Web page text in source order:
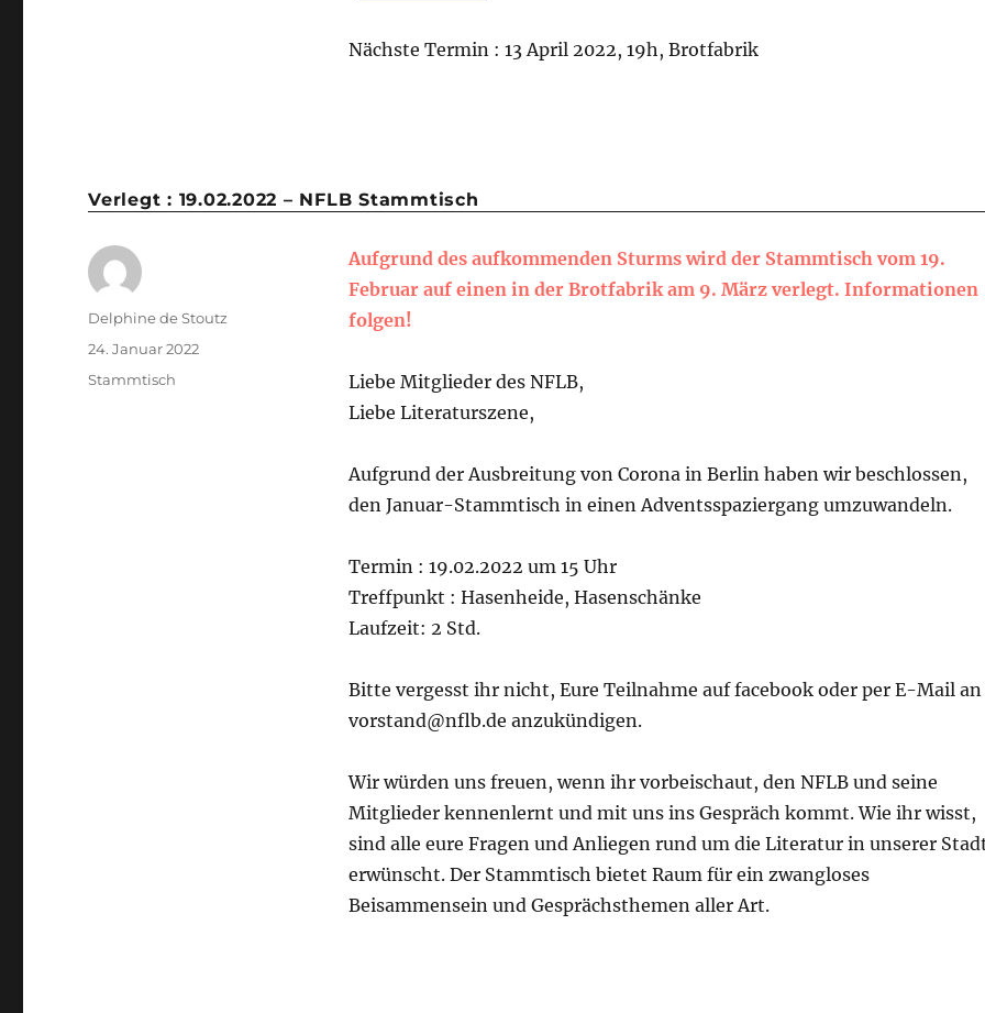
Nächste Termin : 13 April 2022, 19h, Brotfabrik
Verlegt : 19.02.2022 – NFLB Stammtisch
Aufgrund des aufkommenden Sturms wird der Stammtisch vom 19.
Februar auf einen in der Brotfabrik am 9. März verlegt. Informationen
folgen!
Liebe Mitglieder des NFLB,
Liebe Literaturszene,
Aufgrund der Ausbreitung von Corona in Berlin haben wir beschlossen,
den Januar-Stammtisch in einen Adventsspaziergang umzuwandeln.
Termin : 19.02.2022 um 15 Uhr
Treffpunkt : Hasenheide, Hasenschänke
Laufzeit: 2 Std.
Bitte vergesst ihr nicht, Eure Teilnahme auf facebook oder per E-Mail an
vorstand@nflb.de anzukündigen.
Wir würden uns freuen, wenn ihr vorbeischaut, den NFLB und seine
Mitglieder kennenlernt und mit uns ins Gespräch kommt. Wie ihr wisst,
sind alle eure Fragen und Anliegen rund um die Literatur in unserer
erwünscht. Der Stammtisch bietet Raum für ein zwangloses
Beisammensein und Gesprächsthemen aller Art.
Delphine de Stoutz
24. Januar 2022
Stammtisch